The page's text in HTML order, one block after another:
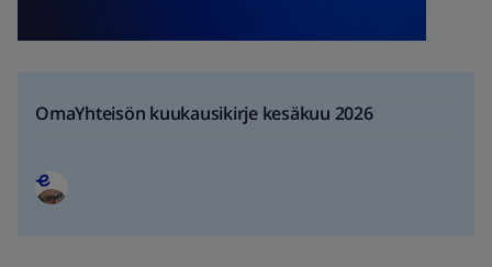
OmaYhteisön kuukausikirje kesäkuu 2026